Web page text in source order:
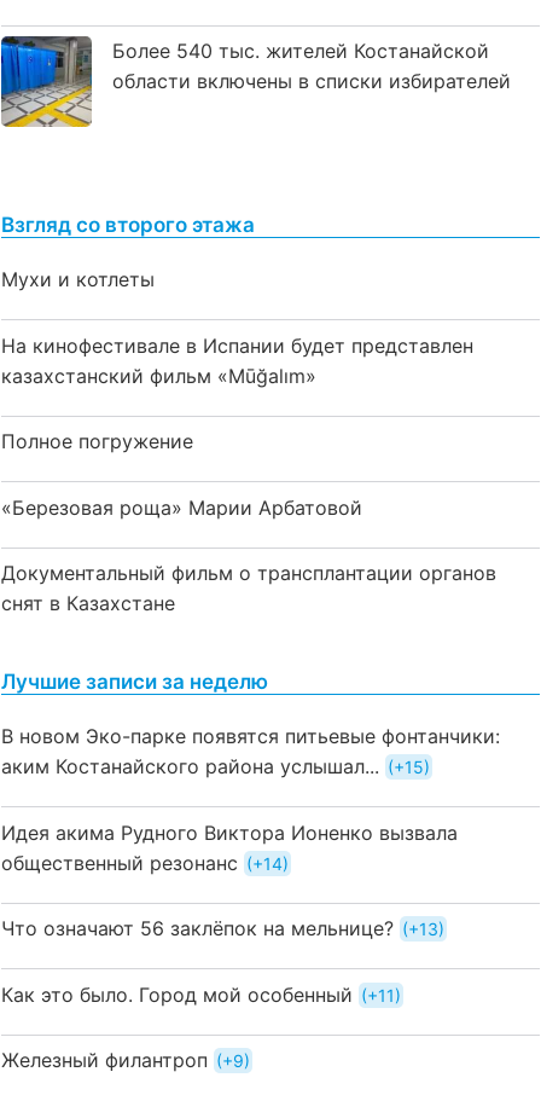
Более 540 тыс. жителей Костанайской
области включены в списки избирателей
Взгляд со второго этажа
Мухи и котлеты
На кинофестивале в Испании будет представлен
казахстанский фильм «Mūğalım»
Полное погружение
«Березовая роща» Марии Арбатовой
Документальный фильм о трансплантации органов
снят в Казахстане
Лучшие записи за неделю
В новом Эко-парке появятся питьевые фонтанчики:
аким Костанайского района услышал...
+15
Идея акима Рудного Виктора Ионенко вызвала
общественный резонанс
+14
Что означают 56 заклёпок на мельнице? +13
Как это было. Город мой особенный +11
Железный филантроп +9